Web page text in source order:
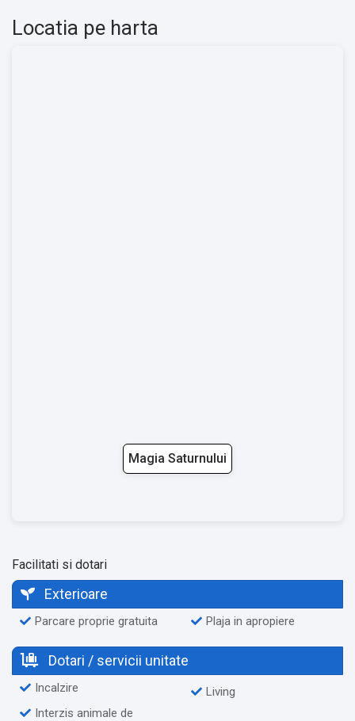
Locatia pe harta
Magia Saturnului
Facilitati si dotari
Exterioare
Parcare proprie gratuita Plaja in apropiere
Dotari / servicii unitate
Incalzire
Interzis animale de
Living